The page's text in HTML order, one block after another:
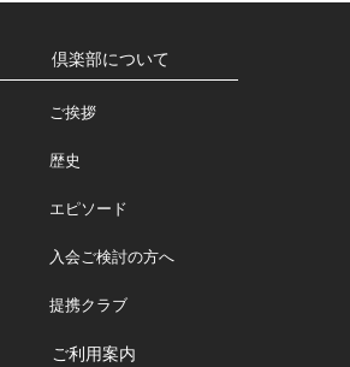
倶楽部について
ご挨拶
歴史
エピソード
入会ご検討の方へ
提携クラブ
ご利用案内